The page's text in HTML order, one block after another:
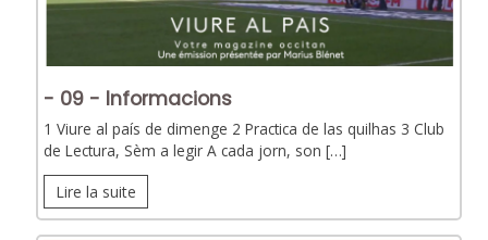
- 09 - Informacions
1 Viure al país de dimenge 2 Practica de las quilhas 3 Club
de Lectura, Sèm a legir A cada jorn, son […]
Lire la suite